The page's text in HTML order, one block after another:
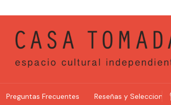
Preguntas Frecuentes Reseñas y Selecciones